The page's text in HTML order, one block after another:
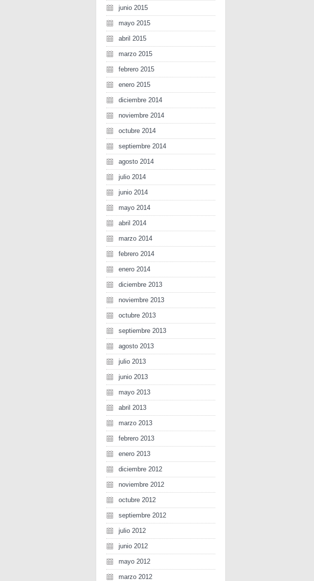
junio 2015
mayo 2015
abril 2015
marzo 2015
febrero 2015
enero 2015
diciembre 2014
noviembre 2014
octubre 2014
septiembre 2014
agosto 2014
julio 2014
junio 2014
mayo 2014
abril 2014
marzo 2014
febrero 2014
enero 2014
diciembre 2013
noviembre 2013
octubre 2013
septiembre 2013
agosto 2013
julio 2013
junio 2013
mayo 2013
abril 2013
marzo 2013
febrero 2013
enero 2013
diciembre 2012
noviembre 2012
octubre 2012
septiembre 2012
julio 2012
junio 2012
mayo 2012
marzo 2012